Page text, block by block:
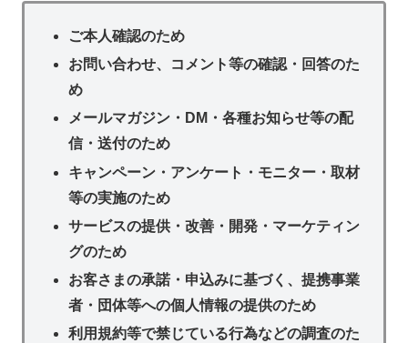
ご本人確認のため
お問い合わせ、コメント等の確認・回答のた
め
メールマガジン・DM・各種お知らせ等の配
信・送付のため
キャンペーン・アンケート・モニター・取材
等の実施のため
サービスの提供・改善・開発・マーケティン
グのため
お客さまの承諾・申込みに基づく、提携事業
者・団体等への個人情報の提供のため
利用規約等で禁じている行為などの調査のた